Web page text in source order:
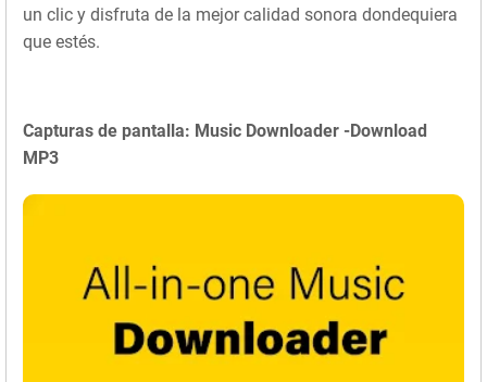
un clic y disfruta de la mejor calidad sonora dondequiera
que estés.
Capturas de pantalla: Music Downloader -Download
MP3